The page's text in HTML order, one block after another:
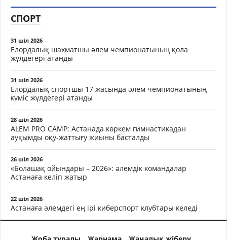
СПОРТ
31 шіл 2026
Елордалық шахматшы әлем чемпионатының қола
жүлдегері атанды
31 шіл 2026
Елордалық спортшы 17 жасында әлем чемпионатының
күміс жүлдегері атанды
28 шіл 2026
ALEM PRO CAMP: Астанада көркем гимнастикадан
ауқымды оқу-жаттығу жиыны басталды
26 шіл 2026
«Болашақ ойындары – 2026»: әлемдік командалар
Астанаға келіп жатыр
22 шіл 2026
Астанаға әлемдегі ең ірі киберспорт клубтары келеді